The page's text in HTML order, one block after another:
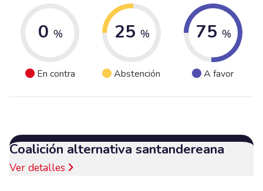
0 %
En contra
25 %
Abstención
75 %
A favor
Coalición alternativa santandereana
Ver detalles